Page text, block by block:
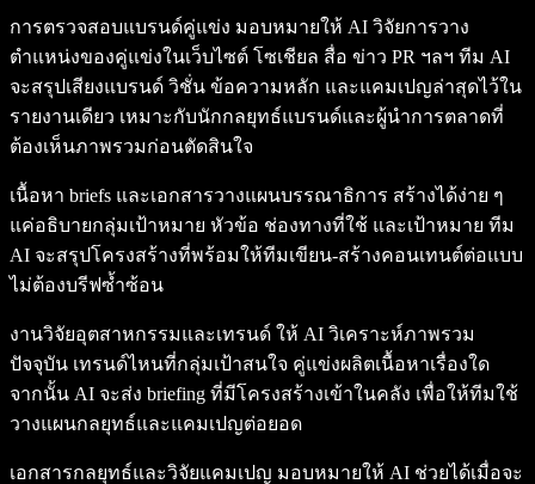
การตรวจสอบแบรนด์คู่แข่ง มอบหมายให้ AI วิจัยการวาง
ตำแหน่งของคู่แข่งในเว็บไซต์ โซเชียล สื่อ ข่าว PR ฯลฯ ทีม AI
จะสรุปเสียงแบรนด์ วิชั่น ข้อความหลัก และแคมเปญล่าสุดไว้ใน
รายงานเดียว เหมาะกับนักกลยุทธ์แบรนด์และผู้นำการตลาดที่
ต้องเห็นภาพรวมก่อนตัดสินใจ
เนื้อหา briefs และเอกสารวางแผนบรรณาธิการ สร้างได้ง่าย ๆ
แค่อธิบายกลุ่มเป้าหมาย หัวข้อ ช่องทางที่ใช้ และเป้าหมาย ทีม
AI จะสรุปโครงสร้างที่พร้อมให้ทีมเขียน-สร้างคอนเทนต์ต่อแบบ
ไม่ต้องบรีฟซ้ำซ้อน
งานวิจัยอุตสาหกรรมและเทรนด์ ให้ AI วิเคราะห์ภาพรวม
ปัจจุบัน เทรนด์ไหนที่กลุ่มเป้าสนใจ คู่แข่งผลิตเนื้อหาเรื่องใด
จากนั้น AI จะส่ง briefing ที่มีโครงสร้างเข้าในคลัง เพื่อให้ทีมใช้
วางแผนกลยุทธ์และแคมเปญต่อยอด
เอกสารกลยุทธ์และวิจัยแคมเปญ มอบหมายให้ AI ช่วยได้เมื่อจะ